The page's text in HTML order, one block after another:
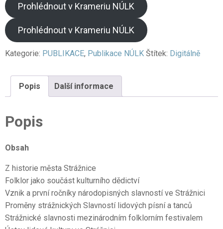
Prohlédnout v Krameriu NÚLK
Prohlédnout v Krameriu NÚLK
Kategorie: PUBLIKACE, Publikace NÚLK Štítek: Digitálně
Popis Další informace
Popis
Obsah
Z historie města Strážnice
Folklor jako součást kulturního dědictví
Vznik a první ročníky národopisných slavností ve Strážnici
Proměny strážnických Slavností lidových písní a tanců
Strážnické slavnosti mezinárodním folklorním festivalem